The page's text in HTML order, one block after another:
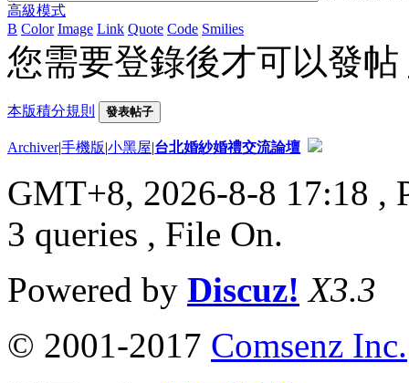
高級模式
B Color Image Link Quote Code Smilies
您需要登錄後才可以發帖
本版積分規則 發表帖子
Archiver|手機版|小黑屋|台北婚紗婚禮交流論壇
GMT+8, 2026-8-8 17:18 ,
3 queries , File On.
Powered by Discuz! X3.3
© 2001-2017 Comsenz Inc.